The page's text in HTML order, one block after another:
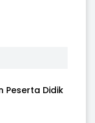
Peserta Didik